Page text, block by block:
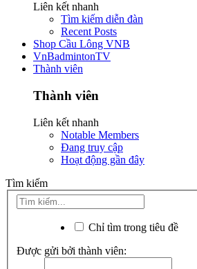
Liên kết nhanh
Tìm kiếm diễn đàn
Recent Posts
Shop Cầu Lông VNB
VnBadmintonTV
Thành viên
Thành viên
Liên kết nhanh
Notable Members
Đang truy cập
Hoạt động gần đây
Tìm kiếm
Chỉ tìm trong tiêu đề
Được gửi bởi thành viên: